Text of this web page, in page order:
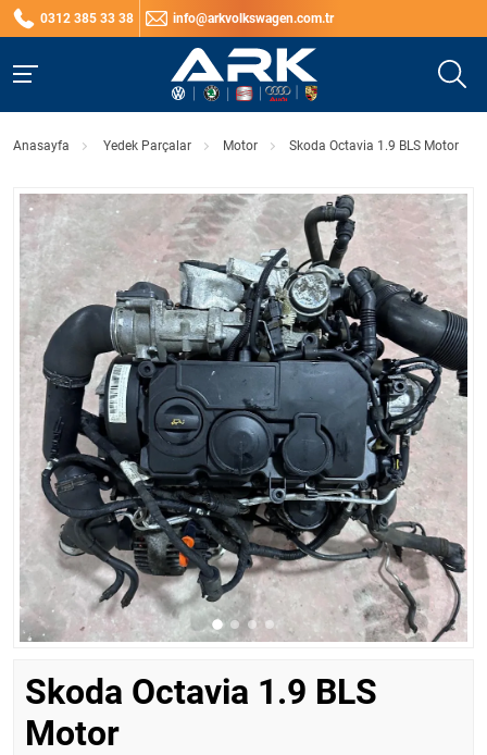
0312 385 33 38 info@arkvolkswagen.com.tr
Anasayfa Yedek Parçalar Motor Skoda Octavia 1.9 BLS Motor
Skoda Octavia 1.9 BLS
Motor